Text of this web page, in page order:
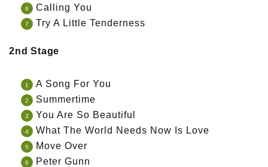
Calling You
Try A Little Tenderness
2nd Stage
A Song For You
Summertime
You Are So Beautiful
What The World Needs Now Is Love
Move Over
Peter Gunn